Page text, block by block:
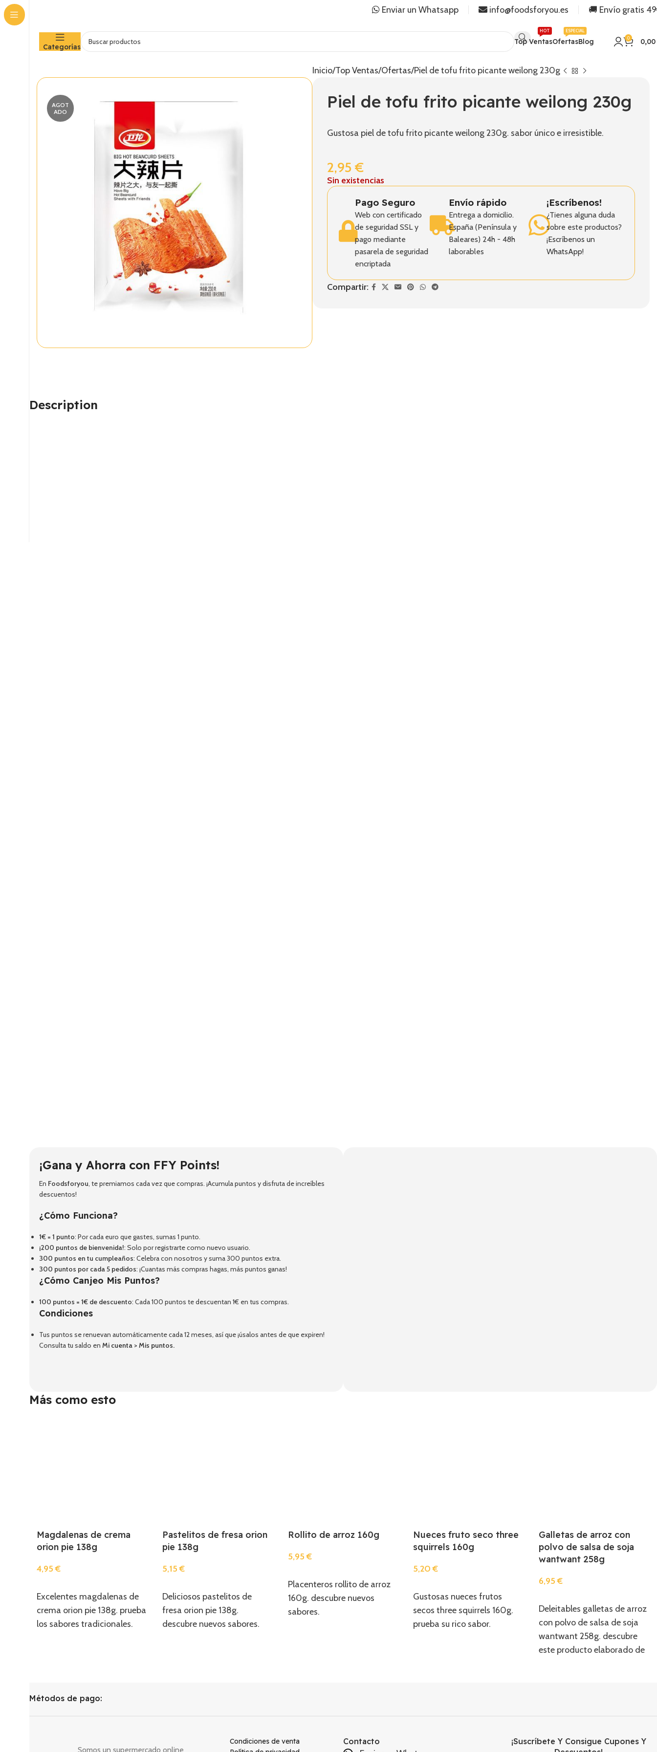
Enviar un Whatsapp info@foodsforyou.es 🚚 Envío gratis
Categorías
Top Ventas
HOT
Ofertas
ESPECIAL
Blog 0 0,00
Inicio Top Ventas Ofertas Piel de tofu frito picante weilong 230g
AGOT
ADO
Piel de tofu frito picante weilong 230g
Gustosa piel de tofu frito picante weilong 230g. sabor único e irresistible.
2,95€
Sin existencias
Pago Seguro
Web con certificado
de seguridad SSL y
pago mediante
pasarela de seguridad
encriptada
Envío rápido
Entrega a domicilio.
España (Península y
Baleares) 24h - 48h
laborables
¡Escríbenos!
¿Tienes alguna duda
sobre este productos?
¡Escríbenos un
WhatsApp!
Compartir:
Description
¡Gana y Ahorra con FFY Points!
En Foodsforyou, te premiamos cada vez que compras. ¡Acumula puntos y disfruta de increíbles
descuentos!
¿Cómo Funciona?
1€ = 1 punto: Por cada euro que gastes, sumas 1 punto.
¡200 puntos de bienvenida!: Solo por registrarte como nuevo usuario.
300 puntos en tu cumpleaños: Celebra con nosotros y suma 300 puntos extra.
300 puntos por cada 5 pedidos: ¡Cuantas más compras hagas, más puntos ganas!
¿Cómo Canjeo Mis Puntos?
100 puntos = 1€ de descuento: Cada 100 puntos te descuentan 1€ en tus compras.
Condiciones
Tus puntos se renuevan automáticamente cada 12 meses, así que ¡úsalos antes de que expiren!
Consulta tu saldo en Mi cuenta > Mis puntos.
Más como esto
Magdalenas de crema
orion pie 138g
4,95€
Excelentes magdalenas de
crema orion pie 138g. prueba
los sabores tradicionales.
Pastelitos de fresa orion
pie 138g
5,15€
Deliciosos pastelitos de
fresa orion pie 138g.
descubre nuevos sabores.
Rollito de arroz 160g
5,95€
Placenteros rollito de arroz
160g. descubre nuevos
sabores.
Nueces fruto seco three
squirrels 160g
5,20€
Gustosas nueces frutos
secos three squirrels 160g.
prueba su rico sabor.
Galletas de arroz con
polvo de salsa de soja
wantwant 258g
6,95€
Deleitables galletas de arroz
con polvo de salsa de soja
wantwant 258g. descubre
este producto elaborado de
Métodos de pago:
Somos un supermercado online
Condiciones de venta
Contacto
¡Suscríbete Y Consigue Cupones Y